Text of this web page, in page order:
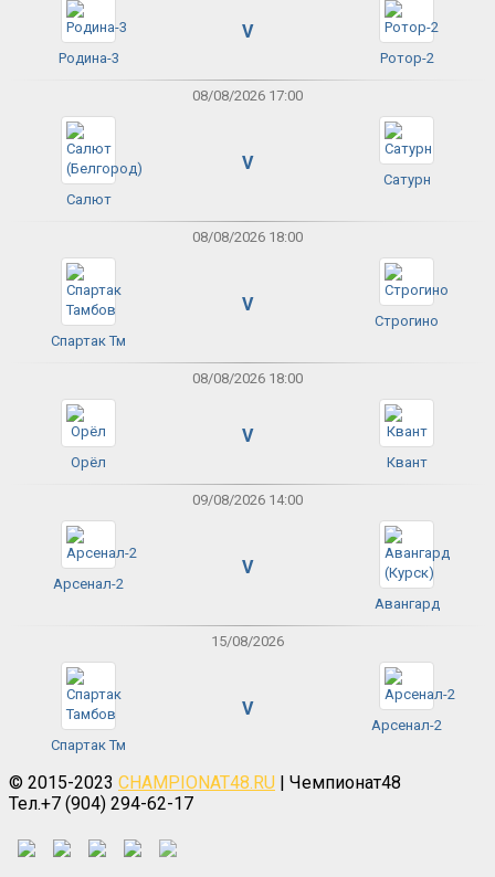
Родина-3
V
Ротор-2
08/08/2026 17:00
Салют
V
Сатурн
08/08/2026 18:00
Спартак Тм
V
Строгино
08/08/2026 18:00
Орёл
V
Квант
09/08/2026 14:00
Арсенал-2
V
Авангард
15/08/2026
Спартак Тм
V
Арсенал-2
© 2015-2023 CHAMPIONAT48.RU | Чемпионат48
Тел.+7 (904) 294-62-17